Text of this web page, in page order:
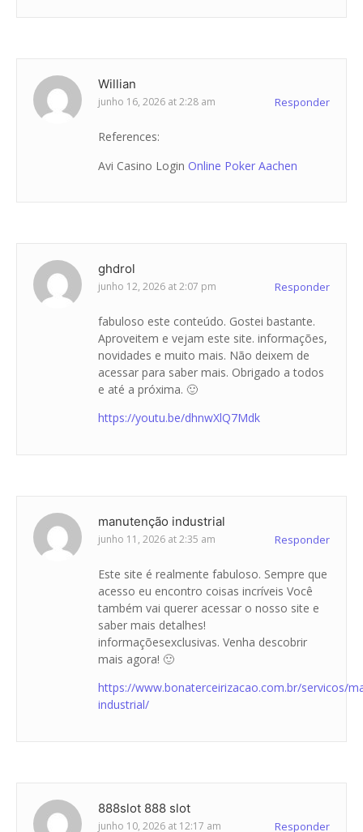
Willian
junho 16, 2026 at 2:28 am Responder
References:
Avi Casino Login Online Poker Aachen
ghdrol
junho 12, 2026 at 2:07 pm Responder
fabuloso este conteúdo. Gostei bastante.
Aproveitem e vejam este site. informações,
novidades e muito mais. Não deixem de
acessar para saber mais. Obrigado a todos
e até a próxima. 🙂
https://youtu.be/dhnwXlQ7Mdk
manutenção industrial
junho 11, 2026 at 2:35 am Responder
Este site é realmente fabuloso. Sempre que
acesso eu encontro coisas incríveis Você
também vai querer acessar o nosso site e
saber mais detalhes!
informaçõesexclusivas. Venha descobrir
mais agora! 🙂
https://www.bonaterceirizacao.com.br/servicos/
industrial/
888slot 888 slot
junho 10, 2026 at 12:17 am Responder